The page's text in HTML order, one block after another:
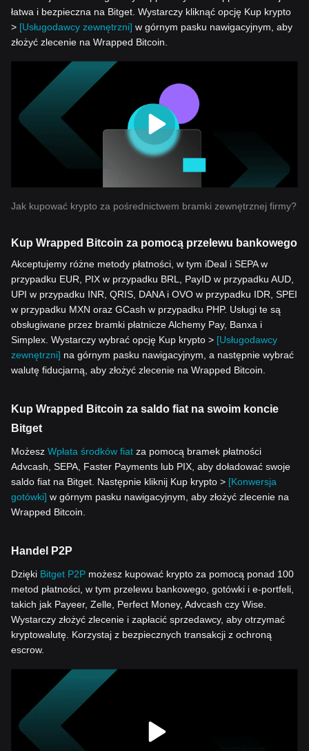
łatwa i bezpieczna na Bitget. Wystarczy kliknąć opcję Kup krypto
> [Usługodawcy zewnętrzni] w górnym pasku nawigacyjnym, aby
złożyć zlecenie na Wrapped Bitcoin.
Jak kupować krypto za pośrednictwem bramki zewnętrznej firmy?
Kup Wrapped Bitcoin za pomocą przelewu bankowego
Akceptujemy różne metody płatności, w tym iDeal i SEPA w
przypadku EUR, PIX w przypadku BRL, PayID w przypadku AUD,
UPI w przypadku INR, QRIS, DANA i OVO w przypadku IDR, SPEI
w przypadku MXN oraz GCash w przypadku PHP. Usługi te są
obsługiwane przez bramki płatnicze Alchemy Pay, Banxa i
Simplex. Wystarczy wybrać opcję Kup krypto > [Usługodawcy
zewnętrzni] na górnym pasku nawigacyjnym, a następnie wybrać
walutę fiducjarną, aby złożyć zlecenie na Wrapped Bitcoin.
Kup Wrapped Bitcoin za saldo fiat na swoim koncie
Bitget
Możesz Wpłata środków fiat za pomocą bramek płatności
Advcash, SEPA, Faster Payments lub PIX, aby doładować swoje
saldo fiat na Bitget. Następnie kliknij Kup krypto > [Konwersja
gotówki] w górnym pasku nawigacyjnym, aby złożyć zlecenie na
Wrapped Bitcoin.
Handel P2P
Dzięki Bitget P2P możesz kupować krypto za pomocą ponad 100
metod płatności, w tym przelewu bankowego, gotówki i e-portfeli,
takich jak Payeer, Zelle, Perfect Money, Advcash czy Wise.
Wystarczy złożyć zlecenie i zapłacić sprzedawcy, aby otrzymać
kryptowalutę. Korzystaj z bezpiecznych transakcji z ochroną
escrow.